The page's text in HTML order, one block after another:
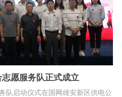
愿服务队正式成立
队启动仪式在国网雄安新区供电公